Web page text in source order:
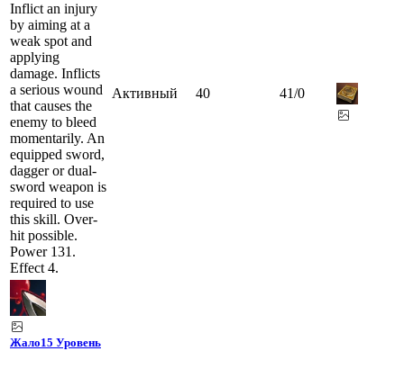
Inflict an injury
by aiming at a
weak spot and
applying
damage. Inflicts
a serious wound
that causes the
enemy to bleed
momentarily. An
equipped sword,
dagger or dual-
sword weapon is
required to use
this skill. Over-
hit possible.
Power 131.
Effect 4.
Активный 40 41/0
Жало15 Уровень